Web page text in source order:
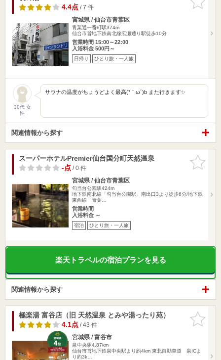
りに追加
4.4点/ 7 件
宮城県 / 仙台市青葉区
青葉通一番町駅374m
仙台市営地下鉄南北線広瀬通り駅徒歩10分
営業時間 15:00～22:00
入浴料金 500円～
日帰り ひとり旅・一人旅
30代 女
性
サウナの温度がちょうどよく最高(*｀ω´)b また行きます✨
関連情報から探す
お気に入
りに追加
スーパーホテルPremier仙台国分町天然温泉
-点/ 0 件
宮城県 / 仙台市青葉区
勾当台公園駅424m
地下鉄南北線「勾当台公園駅」南出口3より徒歩6分/地下鉄
東西線「青葉…
営業時間
入浴料金 ～
宿泊 ひとり旅・一人旅
楽天トラベルの宿泊プランを見る
関連情報から探す
お気に入
りに追加
極楽湯 富谷店（旧 天然温泉 とみや湯ったり苑）
4.1点/ 43 件
宮城県 / 富谷市
泉中央駅4.87km
仙台市営地下鉄泉中央駅より約4km 東北自動車道 泉ICよ
り約3k…